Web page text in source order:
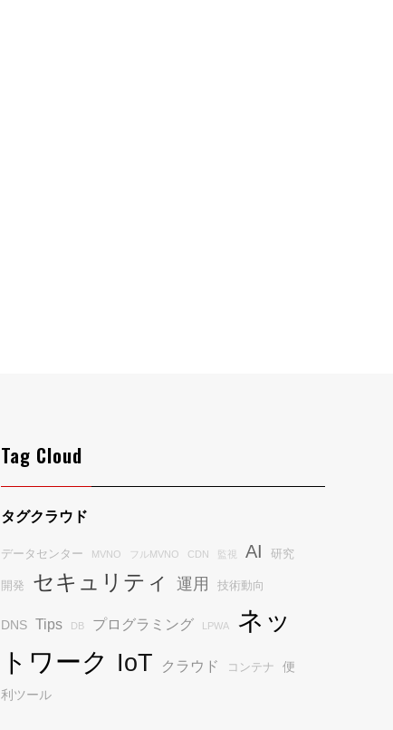
Tag Cloud
タグクラウド
データセンター MVNO フルMVNO CDN 監視 AI 研究
開発 セキュリティ 運用 技術動向
DNS Tips DB プログラミング LPWA
ネッ
トワーク IoT クラウド コンテナ
便
利ツール